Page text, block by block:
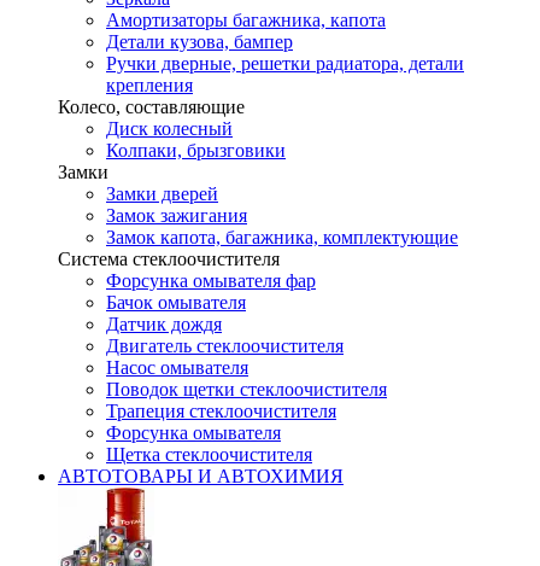
Амортизаторы багажника, капота
Детали кузова, бампер
Ручки дверные, решетки радиатора, детали
крепления
Колесо, составляющие
Диск колесный
Колпаки, брызговики
Замки
Замки дверей
Замок зажигания
Замок капота, багажника, комплектующие
Система стеклоочистителя
Форсунка омывателя фар
Бачок омывателя
Датчик дождя
Двигатель стеклоочистителя
Насос омывателя
Поводок щетки стеклоочистителя
Трапеция стеклоочистителя
Форсунка омывателя
Щетка стеклоочистителя
АВТОТОВАРЫ И АВТОХИМИЯ